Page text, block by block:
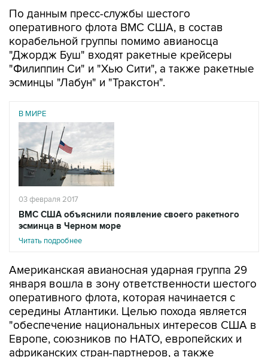
По данным пресс-службы шестого
оперативного флота ВМС США, в состав
корабельной группы помимо авианосца
"Джордж Буш" входят ракетные крейсеры
"Филиппин Си" и "Хью Сити", а также ракетные
эсминцы "Лабун" и "Тракстон".
В МИРЕ
03 февраля 2017
ВМС США объяснили появление своего ракетного
эсминца в Черном море
Читать подробнее
Американская авианосная ударная группа 29
января вошла в зону ответственности шестого
оперативного флота, которая начинается с
середины Атлантики. Целью похода является
"обеспечение национальных интересов США в
Европе, союзников по НАТО, европейских и
африканских стран-партнеров, а также